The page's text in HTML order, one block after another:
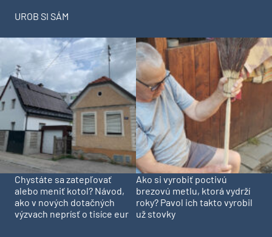
UROB SI SÁM
Chystáte sa zatepľovať
alebo meniť kotol? Návod,
ako v nových dotačných
výzvach neprísť o tisíce eur
Ako si vyrobiť poctivú
brezovú metlu, ktorá vydrží
roky? Pavol ich takto vyrobil
už stovky